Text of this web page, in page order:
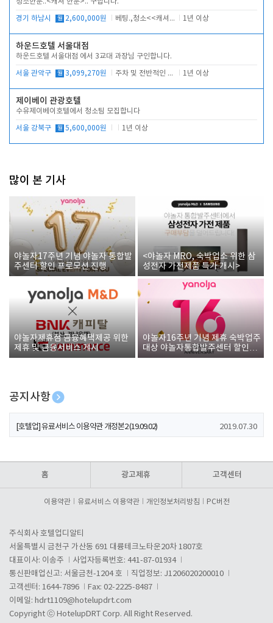
청소한분..<캐셔 한분>.. 구합니다.
경기 하남시 월 2,600,000원 베팅.,청소<<캐셔 모셔봅니다. 1년 이상
하운드호텔 서울대점
하운드호텔 서울대점 에서 3교대 과장님 구인합니다.
서울 관악구 월 3,099,270원 주차 및 전반적인 당번업무 1년 이상
제이베이 관광호텔
수유제이베이호텔에서 청소팀 모집합니다
서울 강북구 월 5,600,000원 1년 이상
많이 본 기사
야놀자17주년 기념 야놀자 통합발
주센터 할인 프로모션 진행
<야놀자 MRO, 숙박업소 위한 삼
성전자 가전제품 특가 개시>
야놀자제휴점 금융혜택제공 위한
제휴 및 금융서비스 게시
야놀자16주년 기념 제휴 숙박업주
대상 야놀자통합발주센터 할인쿠
폰 증정
공지사항
[호텔업] 개인정보 처리방침 개정본1 (19.09.02)
[호텔업] 유료서비스 이용약관 개정본2 (19.09.02) 2019.07.30
홈 광고제휴 고객센터
이용약관 유료서비스 이용약관 개인정보처리방침 PC버전
주식회사 호텔업디알티
서울특별시 금천구 가산동 691 대륭테크노타운20차 1807호
대표이사: 이송주
사업자등록번호: 441-87-01934
통신판매업신고: 서울금천-1204 호
직업정보: J1206020200010
고객센터: 1644-7896
Fax: 02-2225-8487
이메일: hdrt1109@hotelupdrt.com
Copyright ⓒ HotelupDRT Corp. All Right Reserved.